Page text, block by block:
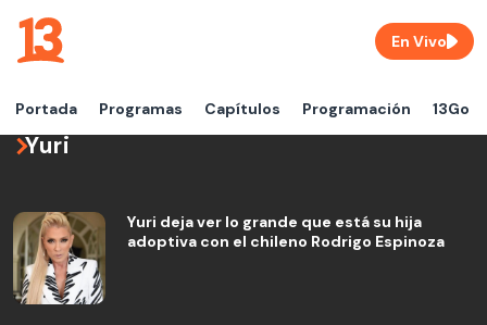
Portada Programas Capítulos Programación 13Go
En Vivo
Yuri
Yuri deja ver lo grande que está su hija
adoptiva con el chileno Rodrigo Espinoza